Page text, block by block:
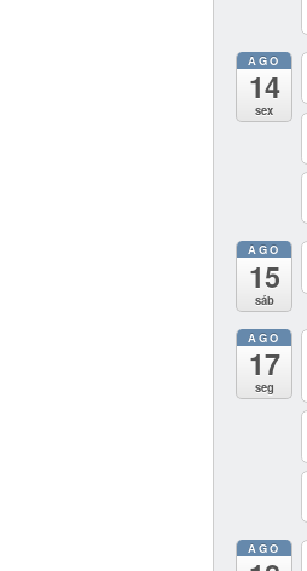
AGO
14
sex
AGO
15
sáb
AGO
17
seg
AGO